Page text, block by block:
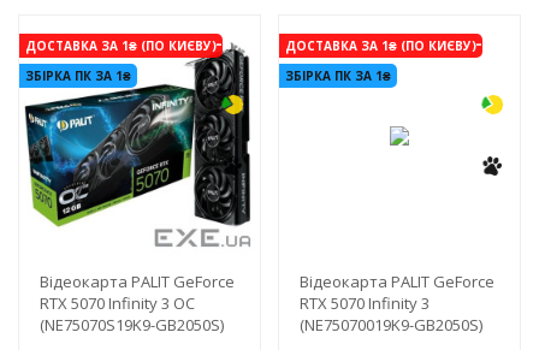
ДОСТАВКА ЗА 1₴ (ПО КИЄВУ)
ЗБІРКА ПК ЗА 1₴
-3%
Відеокарта PALIT GeForce
RTX 5070 Infinity 3 OC
(NE75070S19K9-GB2050S)
ДОСТАВКА ЗА 1₴ (ПО КИЄВУ)
ЗБІРКА ПК ЗА 1₴
-3%
Відеокарта PALIT GeForce
RTX 5070 Infinity 3
(NE75070019K9-GB2050S)